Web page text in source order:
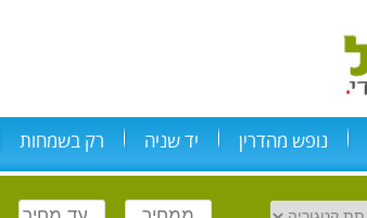
נופש מהדרין יד שניה רק בשמחות